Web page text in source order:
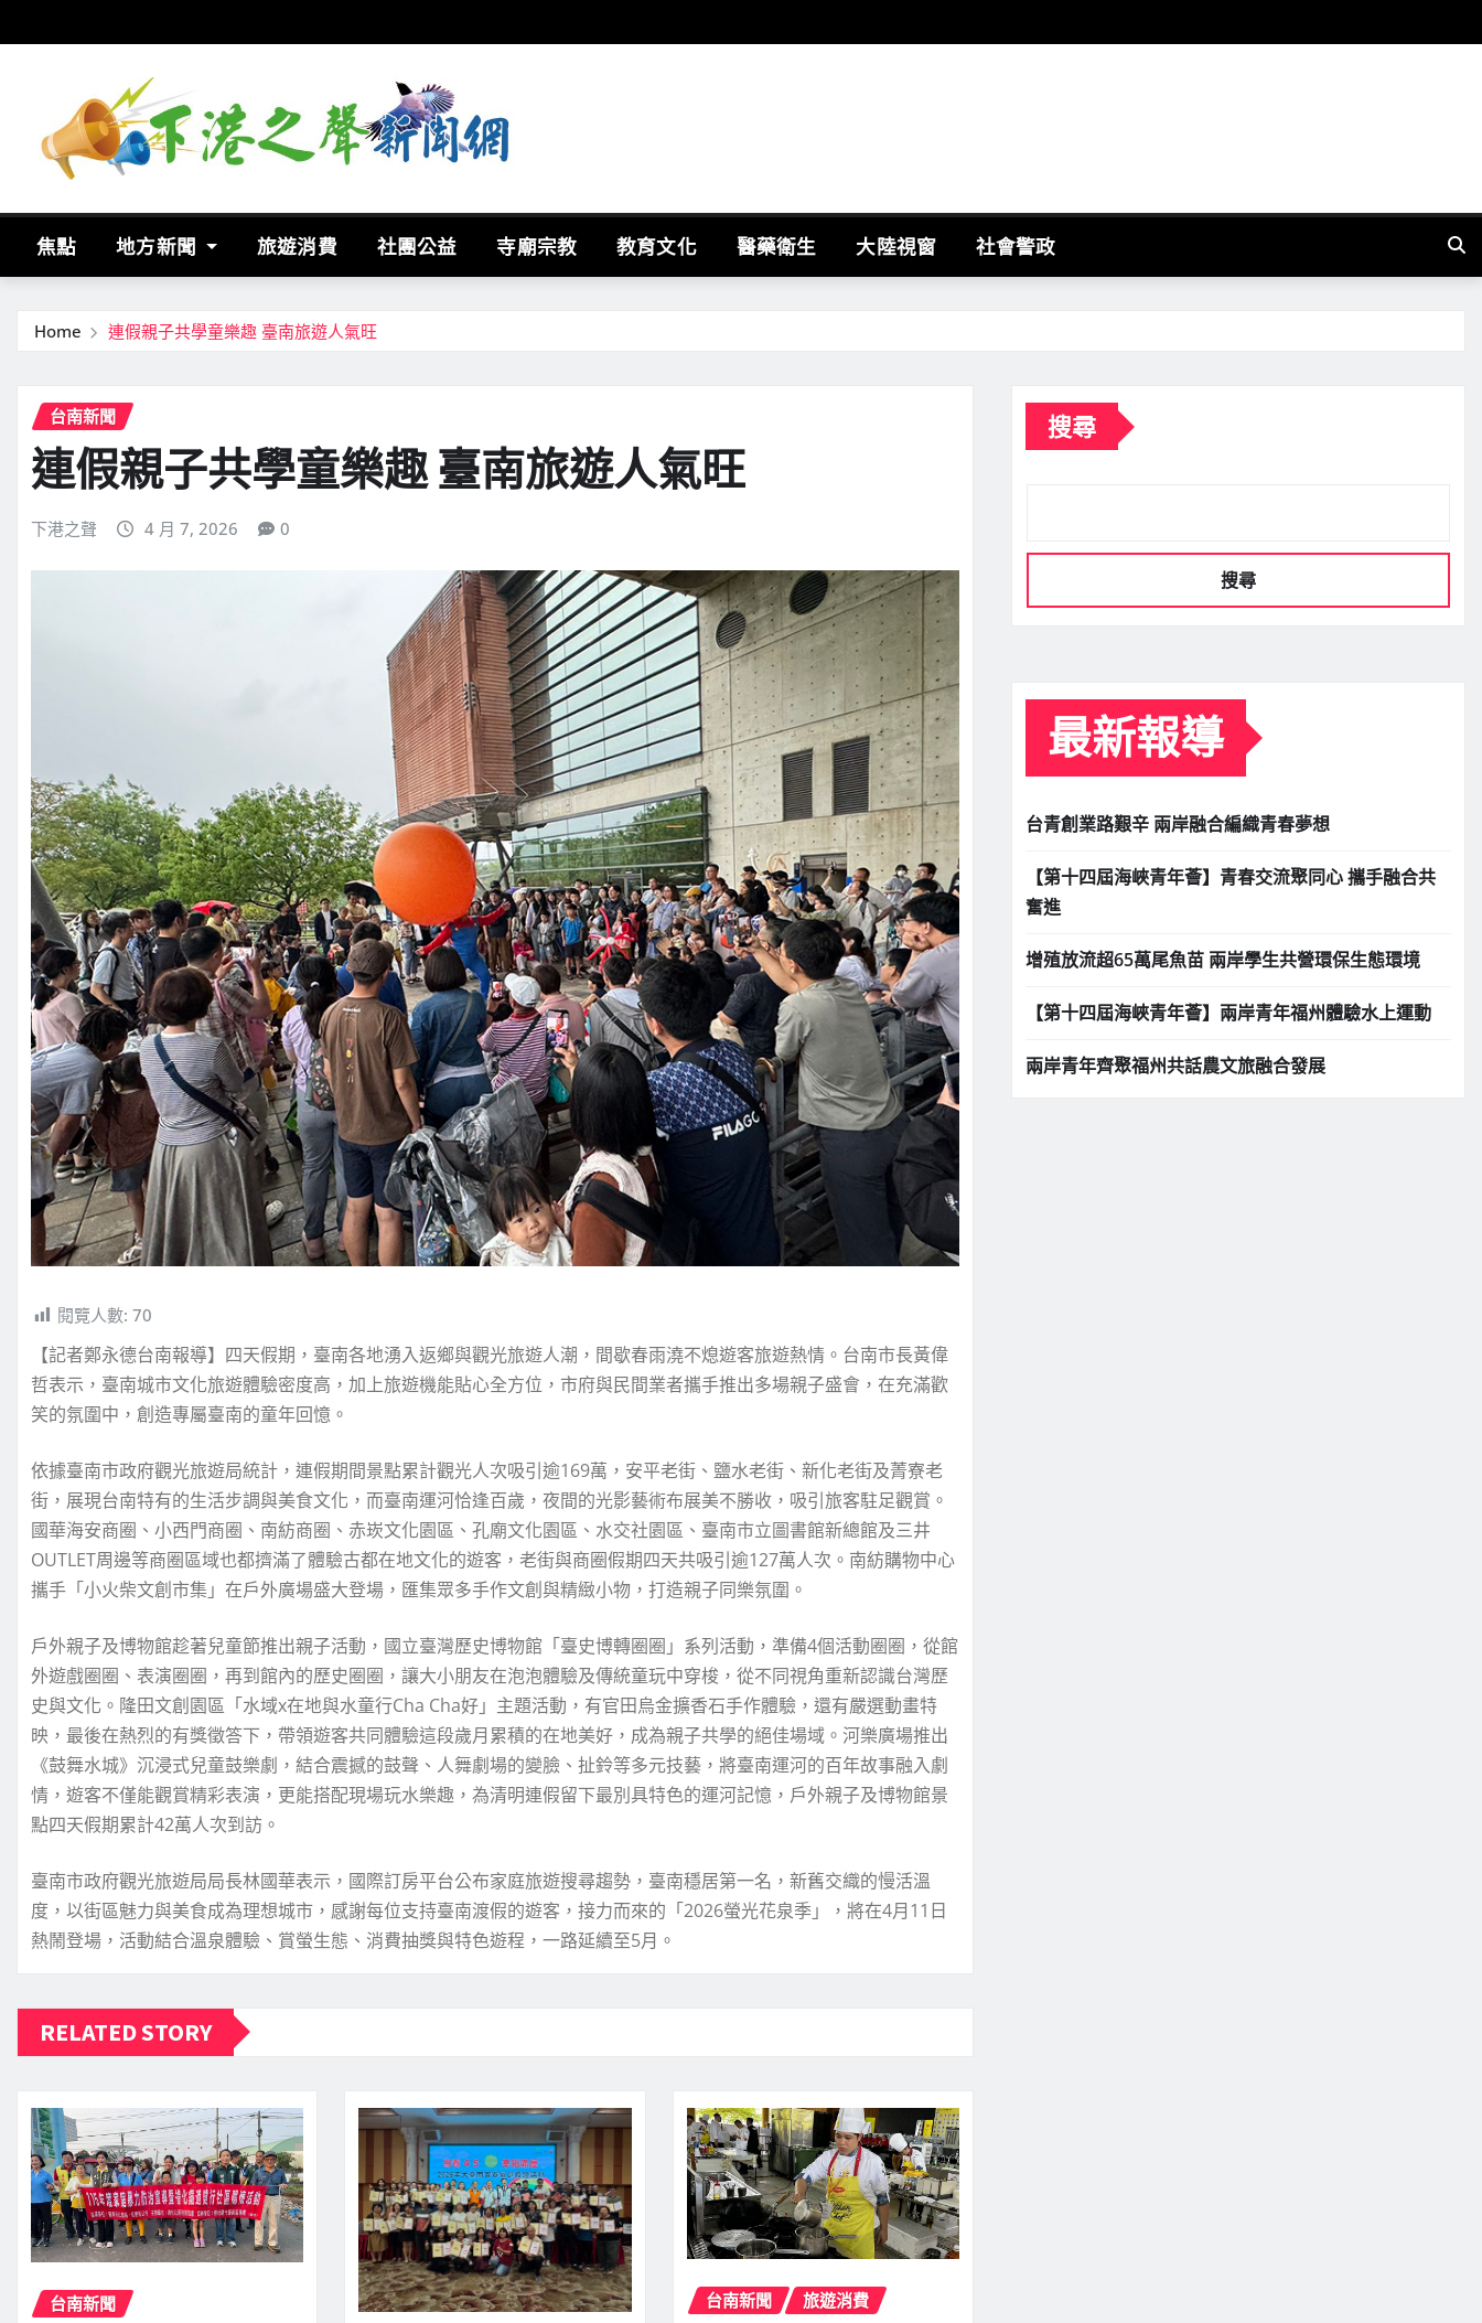
to
焦點 地方新聞 旅遊消費 社團公益 寺廟宗教 教育文化 醫藥衛生 大陸視窗 社會警政
Home 連假親子共學童樂趣 臺南旅遊人氣旺
台南新聞
連假親子共學童樂趣 臺南旅遊人氣旺
下港之聲 4 月 7, 2026 0
閱覽人數: 70
【記者鄭永德台南報導】四天假期，臺南各地湧入返鄉與觀光旅遊人潮，間歇春雨澆不熄遊客旅遊熱情。台南市長黃偉
哲表示，臺南城市文化旅遊體驗密度高，加上旅遊機能貼心全方位，市府與民間業者攜手推出多場親子盛會，在充滿歡
笑的氛圍中，創造專屬臺南的童年回憶。
依據臺南市政府觀光旅遊局統計，連假期間景點累計觀光人次吸引逾169萬，安平老街、鹽水老街、新化老街及菁寮老
街，展現台南特有的生活步調與美食文化，而臺南運河恰逢百歲，夜間的光影藝術布展美不勝收，吸引旅客駐足觀賞。
國華海安商圈、小西門商圈、南紡商圈、赤崁文化園區、孔廟文化園區、水交社園區、臺南市立圖書館新總館及三井
OUTLET周邊等商圈區域也都擠滿了體驗古都在地文化的遊客，老街與商圈假期四天共吸引逾127萬人次。南紡購物中心
攜手「小火柴文創市集」在戶外廣場盛大登場，匯集眾多手作文創與精緻小物，打造親子同樂氛圍。
戶外親子及博物館趁著兒童節推出親子活動，國立臺灣歷史博物館「臺史博轉圈圈」系列活動，準備4個活動圈圈，從館
外遊戲圈圈、表演圈圈，再到館內的歷史圈圈，讓大小朋友在泡泡體驗及傳統童玩中穿梭，從不同視角重新認識台灣歷
史與文化。隆田文創園區「水域x在地與水童行Cha Cha好」主題活動，有官田烏金擴香石手作體驗，還有嚴選動畫特
映，最後在熱烈的有獎徵答下，帶領遊客共同體驗這段歲月累積的在地美好，成為親子共學的絕佳場域。河樂廣場推出
《鼓舞水城》沉浸式兒童鼓樂劇，結合震撼的鼓聲、人舞劇場的變臉、扯鈴等多元技藝，將臺南運河的百年故事融入劇
情，遊客不僅能觀賞精彩表演，更能搭配現場玩水樂趣，為清明連假留下最別具特色的運河記憶，戶外親子及博物館景
點四天假期累計42萬人次到訪。
臺南市政府觀光旅遊局局長林國華表示，國際訂房平台公布家庭旅遊搜尋趨勢，臺南穩居第一名，新舊交織的慢活溫
度，以街區魅力與美食成為理想城市，感謝每位支持臺南渡假的遊客，接力而來的「2026螢光花泉季」，將在4月11日
熱鬧登場，活動結合溫泉體驗、賞螢生態、消費抽獎與特色遊程，一路延續至5月。
RELATED STORY
台南新聞 台南新聞 旅遊消費
搜尋
搜尋
最新報導
台青創業路艱辛 兩岸融合編織青春夢想
【第十四屆海峽青年薈】青春交流聚同心 攜手融合共
奮進
增殖放流超65萬尾魚苗 兩岸學生共營環保生態環境
【第十四屆海峽青年薈】兩岸青年福州體驗水上運動
兩岸青年齊聚福州共話農文旅融合發展